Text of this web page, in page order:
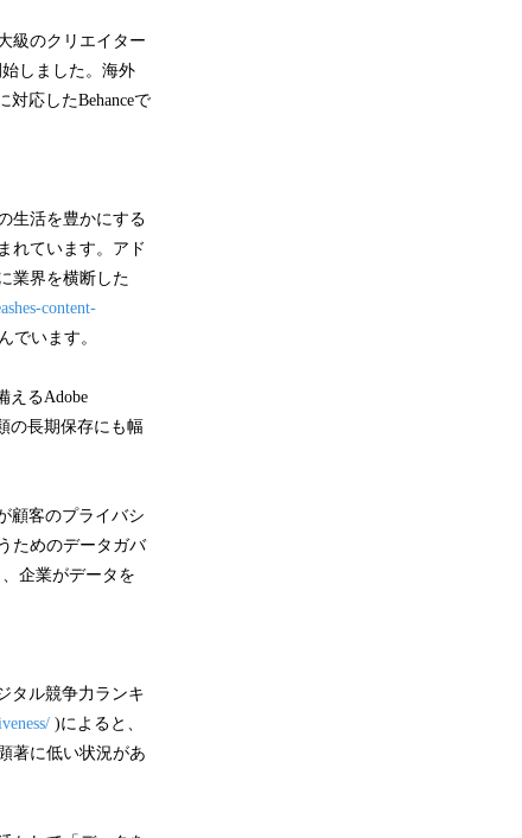
級のクリエイター
しました。海外
応したBehanceで
生活を豊かにする
れています。アド
業界を横断した
content-
でいます。
えるAdobe
の長期保存にも幅
顧客のプライバシ
ためのデータガバ
企業がデータを
タル競争力ランキ
)によると、
著に低い状況があ